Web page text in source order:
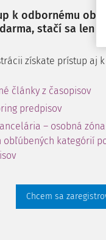
k odbornému
stačí sa len
získate prístup aj
články z časopisov
predpisov
– osobná
obľúbených kategórií
Chcem sa